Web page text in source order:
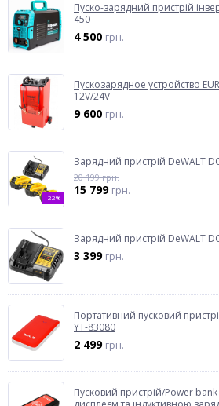
Пуско-зарядний пристрій
450
4 500 грн.
Пускозарядное устройство
12V/24V
9 600 грн.
-22%
Зарядний пристрій DeWALT
20 199 грн.
15 799 грн.
Зарядний пристрій DeWALT
3 399 грн.
Портативний пусковий
YT-83080
2 499 грн.
Пусковий пристрій/Power